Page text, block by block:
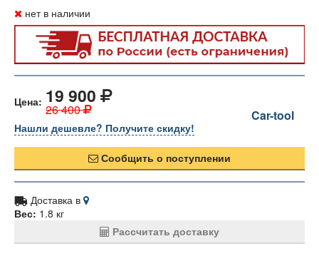
нет в наличии
Цена: 19 900
26 400 Car-tool
Нашли дешевле? Получите скидку!
Сообщить о поступлении
Доставка в
Вес: 1.8 кг
Рассчитать доставку